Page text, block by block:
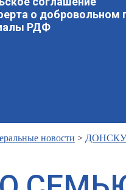
о добровольном
РДФ
новости >